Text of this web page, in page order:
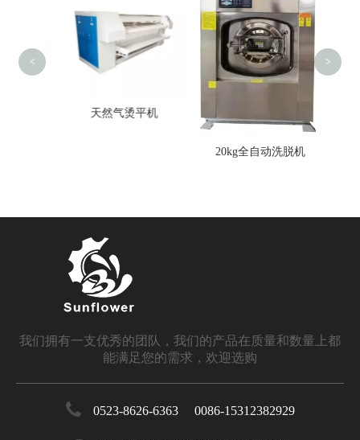
天然气烫平机
20kg全自动洗脱机
< >
我们拥有一支优秀的团队，我们的产品在质量和数量上都
能满足您的需求，欢迎选购
0523-8626-6363 0086-15312382929